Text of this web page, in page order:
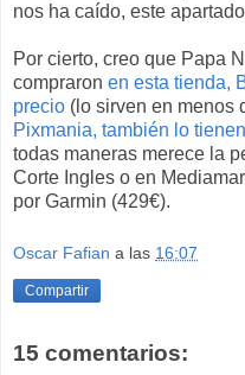
nos ha caído, este
Por cierto, creo que Papa
compraron en esta tienda,
precio (lo sirven en menos
Pixmania, también lo
todas maneras merece la
Corte Ingles o en
por Garmin (429€).
Oscar Fafian a las 16:07
Compartir
15 comentarios: